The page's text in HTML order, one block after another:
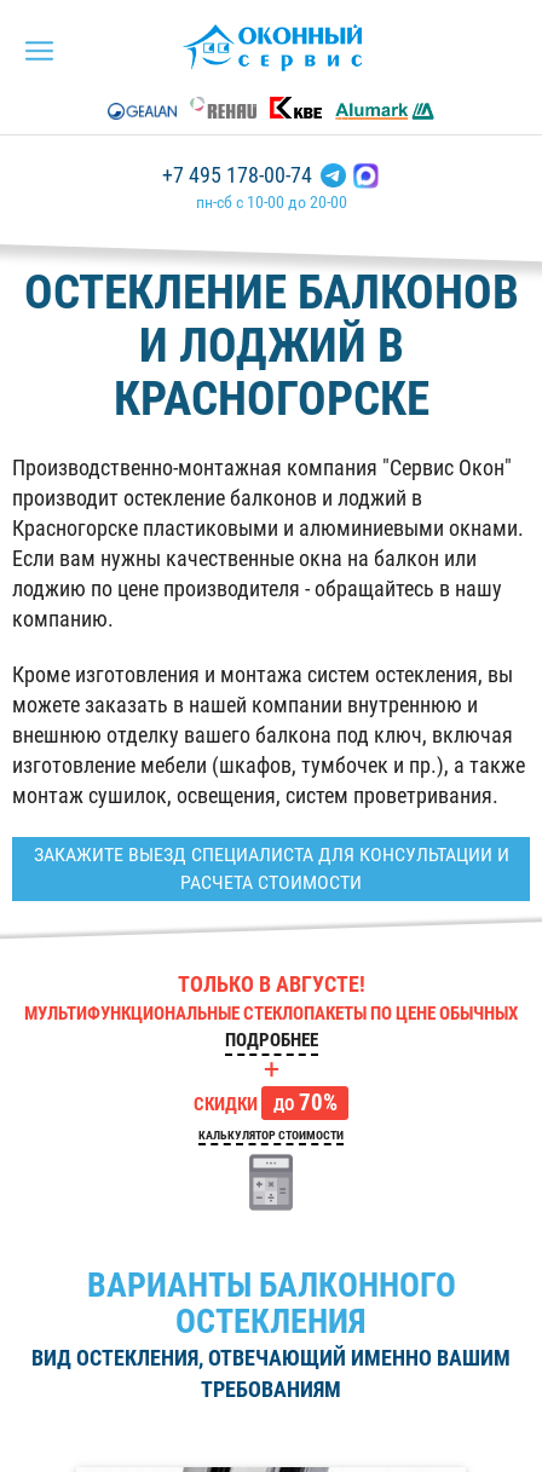
+7 495 178-00-74
пн-сб с 10-00 до 20-00
ОСТЕКЛЕНИЕ БАЛКОНОВ
И ЛОДЖИЙ В
КРАСНОГОРСКЕ
Производственно-монтажная компания "Сервис Окон"
производит остекление балконов и лоджий в
Красногорске пластиковыми и алюминиевыми окнами.
Если вам нужны качественные окна на балкон или
лоджию по цене производителя - обращайтесь в нашу
компанию.
Кроме изготовления и монтажа систем остекления, вы
можете заказать в нашей компании внутреннюю и
внешнюю отделку вашего балкона под ключ, включая
изготовление мебели (шкафов, тумбочек и пр.), а также
монтаж сушилок, освещения, систем проветривания.
ЗАКАЖИТЕ ВЫЕЗД СПЕЦИАЛИСТА ДЛЯ КОНСУЛЬТАЦИИ И
РАСЧЕТА СТОИМОСТИ
ТОЛЬКО В АВГУСТЕ!
МУЛЬТИФУНКЦИОНАЛЬНЫЕ СТЕКЛОПАКЕТЫ ПО ЦЕНЕ ОБЫЧНЫХ
ПОДРОБНЕЕ
+
СКИДКИ ДО70%
КАЛЬКУЛЯТОР СТОИМОСТИ
ВАРИАНТЫ БАЛКОННОГО
ОСТЕКЛЕНИЯ
ВИД ОСТЕКЛЕНИЯ, ОТВЕЧАЮЩИЙ ИМЕННО ВАШИМ
ТРЕБОВАНИЯМ